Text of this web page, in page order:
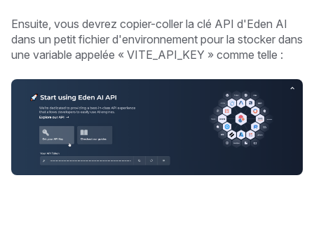
Ensuite, vous devrez copier-coller la clé API d'Eden AI
dans un petit fichier d'environnement pour la stocker dans
une variable appelée « VITE_API_KEY » comme telle :